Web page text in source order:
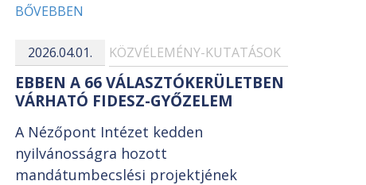
BŐVEBBEN
2026.04.01. KÖZVÉLEMÉNY-KUTATÁSOK
EBBEN A 66 VÁLASZTÓKERÜLETBEN
VÁRHATÓ FIDESZ-GYŐZELEM
A Nézőpont Intézet kedden
nyilvánosságra hozott
mandátumbecslési projektjének